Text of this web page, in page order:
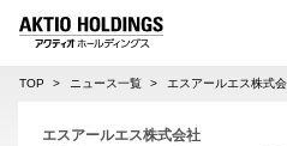
TOP ニュース一覧 エスアールエス株式会社 【先
エスアールエス株式会社